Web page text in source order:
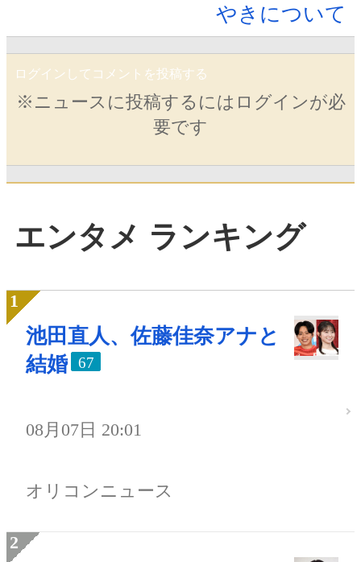
やきについて
ログインしてコメントを投稿する
※ニュースに投稿するにはログインが必
要です
エンタメ ランキング
池田直人、佐藤佳奈アナと
結婚
67
08月07日 20:01
オリコンニュース